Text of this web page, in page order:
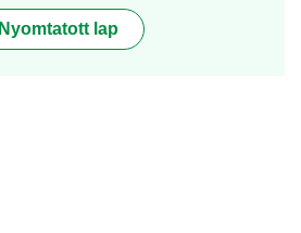
Nyomtatott lap